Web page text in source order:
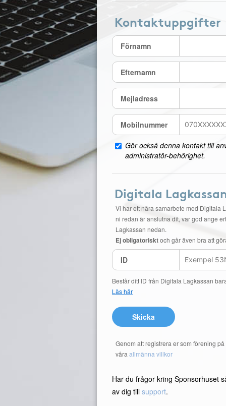
Kontaktuppgifter
Förnamn
Efternamn
Mejladress
Mobilnummer
Gör också denna kontakt till
administratör-behörighet.
Digitala
Vi har ett nära samarbete med Digitala
ni redan är anslutna dit, var god ange
Lagkassan nedan.
Ej obligatorisktoch går även bra att
ID
Består ditt ID från Digitala Lagkassan
Läs här
Skicka
Genom att registrera er som förening
våra allmänna villkor
Har du frågor kring Sponsorhuset
av dig till support.